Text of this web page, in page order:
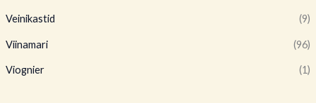
Veinikastid (9)
Viinamari (96)
Viognier (1)